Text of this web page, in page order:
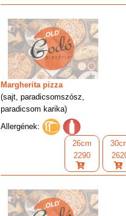
Margherita pizza
(sajt, paradicsomszósz,
paradicsom karika)
Allergének:
26cm
2290